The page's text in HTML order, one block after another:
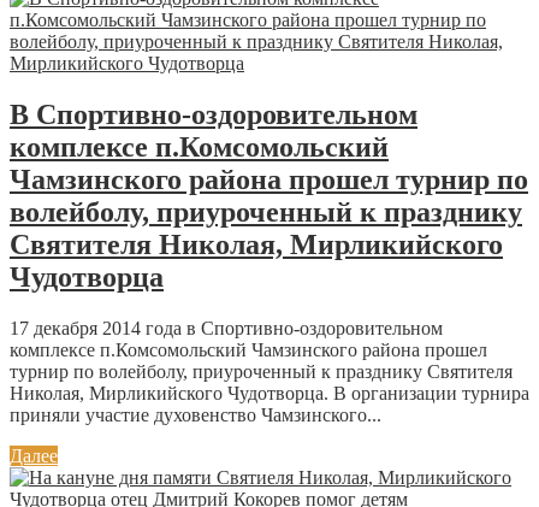
В Спортивно-оздоровительном
комплексе п.Комсомольский
Чамзинского района прошел турнир по
волейболу, приуроченный к празднику
Святителя Николая, Мирликийского
Чудотворца
17 декабря 2014 года в Спортивно-оздоровительном
комплексе п.Комсомольский Чамзинского района прошел
турнир по волейболу, приуроченный к празднику Святителя
Николая, Мирликийского Чудотворца. В организации турнира
приняли участие духовенство Чамзинского...
Далее